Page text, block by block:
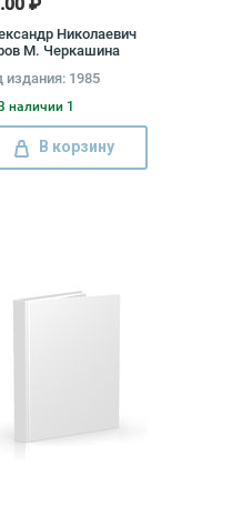
Николаевич
М. Черкашина
издания: 1985
наличии 1
В корзину